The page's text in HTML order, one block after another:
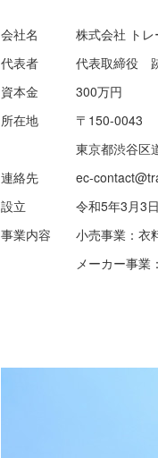
会社名 株式会社 トレ
代表者 代表取締役 跡
資本金 300万円
所在地 〒150-0043
東京都渋谷区道玄坂
連絡先 ec-
設立 令和5年3月3
事業内容 小売事業：衣料
メーカー事業：自社